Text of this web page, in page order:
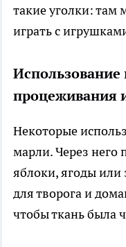
такие уголки: там
играть с
процеживания
Некоторые
марли. Через него
яблоки, ягоды или
для творога и
чтобы ткань была